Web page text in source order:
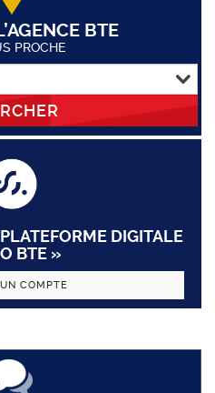
BTE
PROCHE
DIGITALE
BTE »
COMPTE